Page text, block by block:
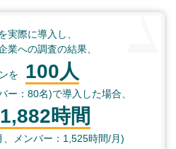
実際に導入し、
業への調査の結果、
を 100人
ー：80名)で導入した場合、
1,882時間
メンバー：1,525時間/月)